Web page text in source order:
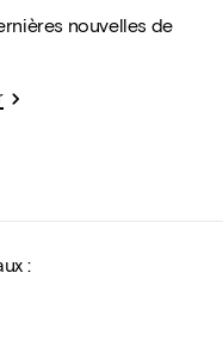
nouvelles de
: